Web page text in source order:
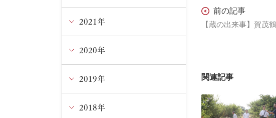
前の記事
関連記事
4月
3月
9月
8月
7月
10月
9月
8月
7月
11月
10月
9月
8月
12月
11月
10月
9月
2021年
12月
11月
10月
2020年
12月
11月
2019年
12月
2018年